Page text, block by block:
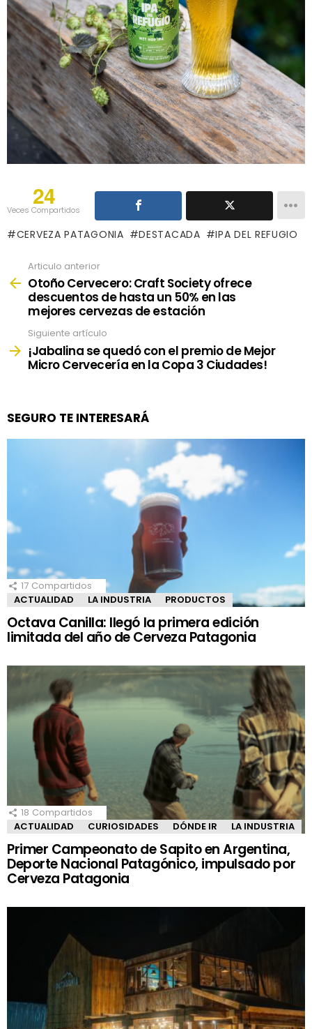
24
Veces Compartidos
CERVEZA PATAGONIA DESTACADA IPA DEL REFUGIO
more
Articulo anterior
Otoño Cervecero: Craft Society ofrece
descuentos de hasta un 50% en las
mejores cervezas de estación
Siguiente artículo
¡Jabalina se quedó con el premio de Mejor
Micro Cervecería en la Copa 3 Ciudades!
SEGURO TE INTERESARÁ
17 Compartidos
ACTUALIDAD
LA INDUSTRIA PRODUCTOS
Octava Canilla: llegó la primera edición
limitada del año de Cerveza Patagonia
18 Compartidos
ACTUALIDAD
CURIOSIDADES DÓNDE IR LA INDUSTRIA
Primer Campeonato de Sapito en Argentina,
Deporte Nacional Patagónico, impulsado por
Cerveza Patagonia